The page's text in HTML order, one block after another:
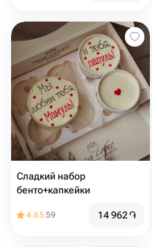
Сладкий набор
бенто+капкейки
4.6559 14 962֏